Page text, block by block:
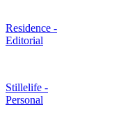
Residence -
Editorial
Stillelife -
Personal